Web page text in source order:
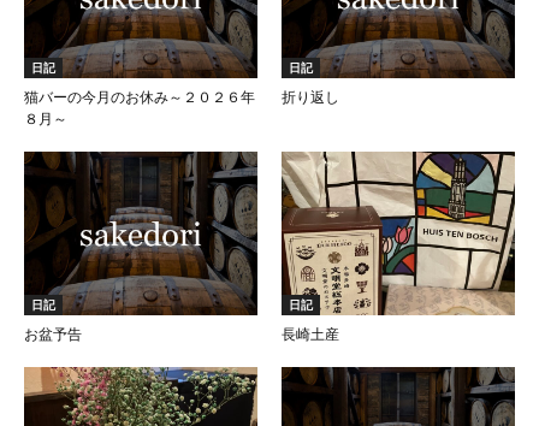
日記
猫バーの今月のお休み～２０２６年
８月～
日記
折り返し
日記
お盆予告
日記
長崎土産